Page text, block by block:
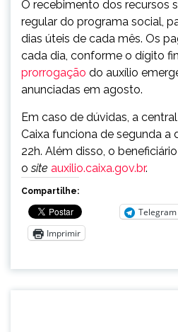
O recebimento dos recursos
regular do programa social,
dias úteis de cada mês. Os
cada dia, conforme o dígito
prorrogação do auxílio
anunciadas em agosto.
Em caso de dúvidas, a
Caixa funciona de segunda a
22h. Além disso, o
o site auxilio.caixa.gov.br.
Compartilhe:
Telegram
Imprimir